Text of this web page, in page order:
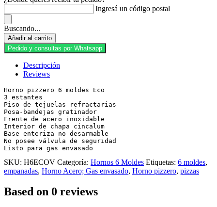
Ingresá un código postal
Buscando...
Horno
pizzero
6
moldes
cantidad
Añadir al carrito
Pedido y consultas por Whatsapp
Descripción
Reviews
Horno pizzero 6 moldes Eco
3 estantes
Piso de tejuelas refractarias
Posa-bandejas gratinador
Frente de acero inoxidable
Interior de chapa cincalum
Base enteriza no desarmable
No posee válvula de seguridad
Listo para gas envasado
SKU: H6ECOV Categoría: Hornos 6 Moldes Etiquetas: 6 moldes,
empanadas, Horno Acero; Gas envasado, Horno pizzero, pizzas
Based on 0 reviews